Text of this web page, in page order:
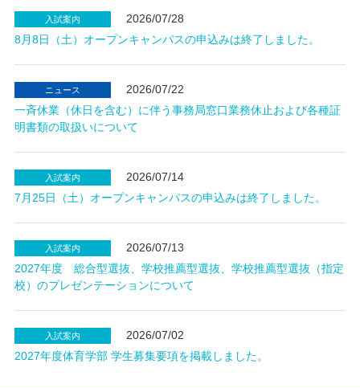
入試案内
2026/07/28
8月8日（土）オープンキャンパスの申込みは終了しました。
ニュース
2026/07/22
一斉休業（休日を含む）に伴う事務局窓口業務休止および各種証
明書類の取扱いについて
入試案内
2026/07/14
7月25日（土）オープンキャンパスの申込みは終了しました。
入試案内
2026/07/13
2027年度 総合型選抜、学校推薦型選抜、学校推薦型選抜（指定
校）のプレゼンテーションについて
入試案内
2026/07/02
2027年度体育学部 学生募集要項を掲載しました。